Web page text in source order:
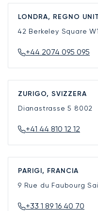
LONDRA, REGNO
42 Berkeley Square
+44 2074 095 095
ZURIGO, SVIZZERA
Dianastrasse 5 8002
+41 44 810 12 12
PARIGI, FRANCIA
9 Rue du Faubourg
+33 1 89 16 40 70